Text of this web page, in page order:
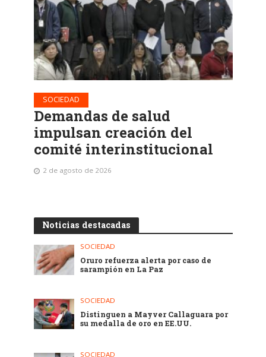
SOCIEDAD
Demandas de salud
impulsan creación del
comité interinstitucional
2 de agosto de 2026
Noticias destacadas
SOCIEDAD
Oruro refuerza alerta por caso de
sarampión en La Paz
SOCIEDAD
Distinguen a Mayver Callaguara por
su medalla de oro en EE.UU.
SOCIEDAD